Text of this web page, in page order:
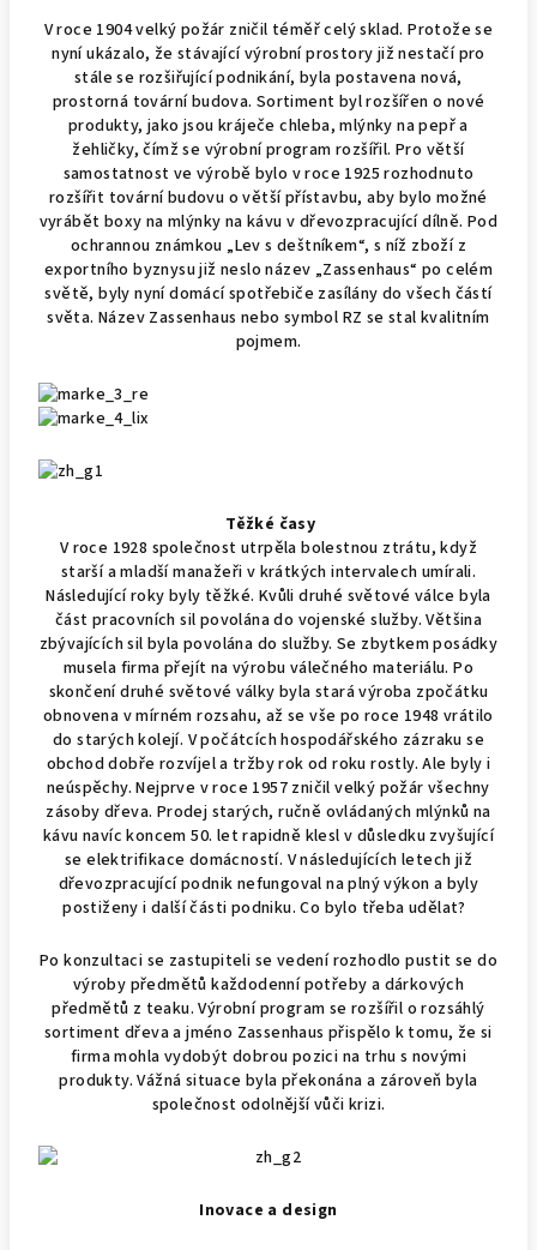
V roce 1904 velký požár zničil téměř celý sklad. Protože se
nyní ukázalo, že stávající výrobní prostory již nestačí pro
stále se rozšiřující podnikání, byla postavena nová,
prostorná tovární budova. Sortiment byl rozšířen o nové
produkty, jako jsou kráječe chleba, mlýnky na pepř a
žehličky, čímž se výrobní program rozšířil. Pro větší
samostatnost ve výrobě bylo v roce 1925 rozhodnuto
rozšířit tovární budovu o větší přístavbu, aby bylo možné
vyrábět boxy na mlýnky na kávu v dřevozpracující dílně. Pod
ochrannou známkou „Lev s deštníkem“, s níž zboží z
exportního byznysu již neslo název „Zassenhaus“ po celém
světě, byly nyní domácí spotřebiče zasílány do všech částí
světa. Název Zassenhaus nebo symbol RZ se stal kvalitním
pojmem.
Těžké časy
V roce 1928 společnost utrpěla bolestnou ztrátu, když
starší a mladší manažeři v krátkých intervalech umírali.
Následující roky byly těžké. Kvůli druhé světové válce byla
část pracovních sil povolána do vojenské služby. Většina
zbývajících sil byla povolána do služby. Se zbytkem posádky
musela firma přejít na výrobu válečného materiálu. Po
skončení druhé světové války byla stará výroba zpočátku
obnovena v mírném rozsahu, až se vše po roce 1948 vrátilo
do starých kolejí. V počátcích hospodářského zázraku se
obchod dobře rozvíjel a tržby rok od roku rostly. Ale byly i
neúspěchy. Nejprve v roce 1957 zničil velký požár všechny
zásoby dřeva. Prodej starých, ručně ovládaných mlýnků na
kávu navíc koncem 50. let rapidně klesl v důsledku zvyšující
se elektrifikace domácností. V následujících letech již
dřevozpracující podnik nefungoval na plný výkon a byly
postiženy i další části podniku. Co bylo třeba udělat?
Po konzultaci se zastupiteli se vedení rozhodlo pustit se do
výroby předmětů každodenní potřeby a dárkových
předmětů z teaku. Výrobní program se rozšířil o rozsáhlý
sortiment dřeva a jméno Zassenhaus přispělo k tomu, že si
firma mohla vydobýt dobrou pozici na trhu s novými
produkty. Vážná situace byla překonána a zároveň byla
společnost odolnější vůči krizi.
Inovace a design